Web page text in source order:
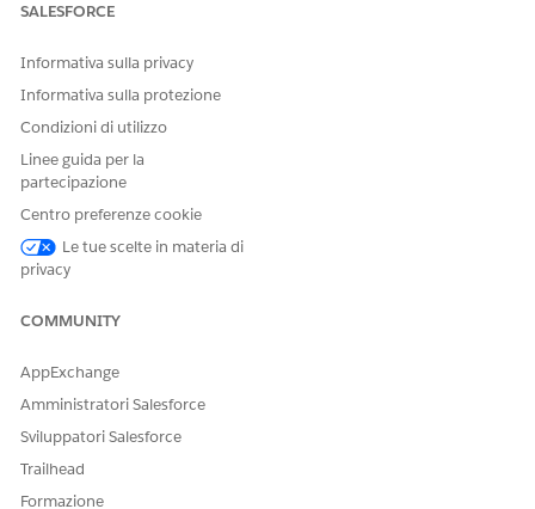
ciclo di fatturazione delle
Dal Programma di avvio app, trovare e selezionare
OmniScript.
visualizzazione elenco OmniScript.
Se Runtime OmniStudio standard è disabilitato, attivarlo.
SelezionareFSCRtl/ChangeBillingCycle
Fare clic suNuova versione
Fare clic su
QUESTO ARTICOLO HA RISOLTO IL PROBLEMA?
Facci sapere, così possiamo migliorare!
SALESFORCE
Informativa sulla privacy
Informativa sulla protezione
Condizioni di utilizzo
Linee guida per la
partecipazione
Centro preferenze cookie
Le tue scelte in materia di
privacy
COMMUNITY
AppExchange
Amministratori Salesforce
Sviluppatori Salesforce
Trailhead
Formazione